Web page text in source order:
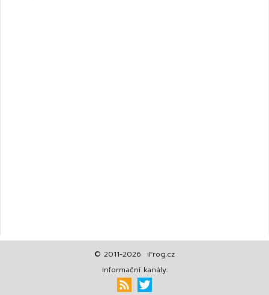
© 2011-2026 iFrog.cz
Informační kanály: